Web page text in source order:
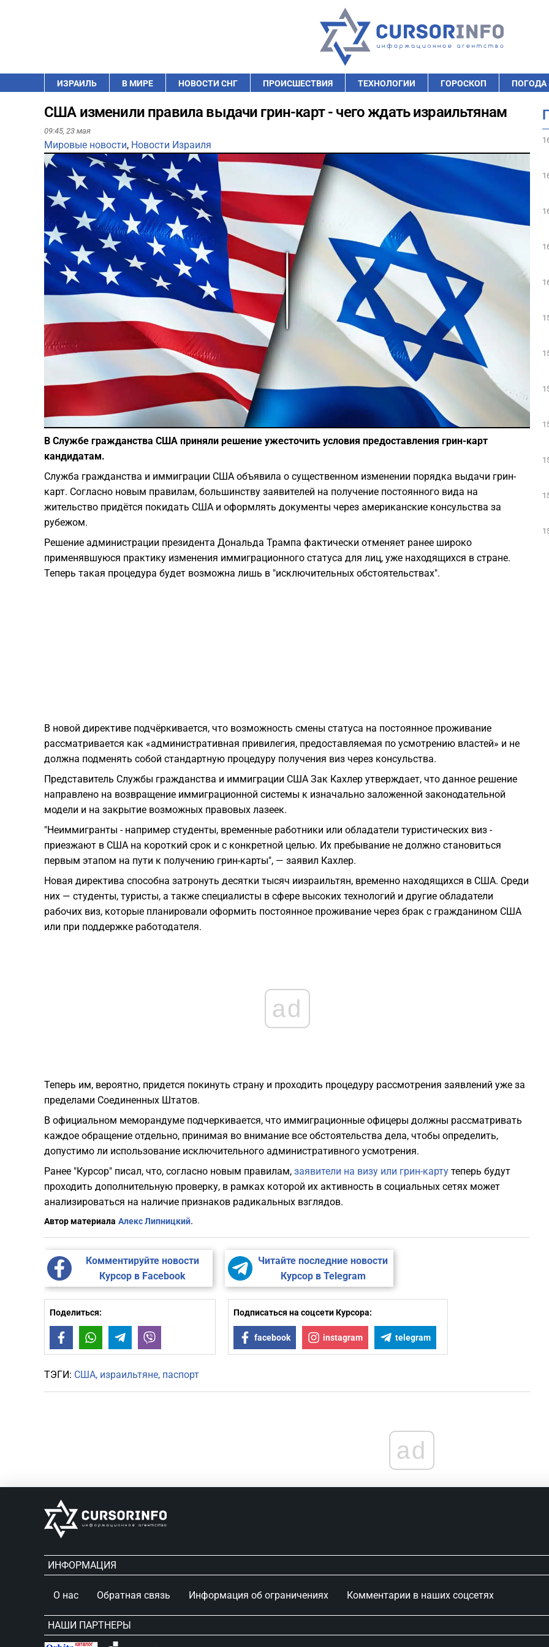
ИЗРАИЛЬ В МИРЕ НОВОСТИ СНГ ПРОИСШЕСТВИЯ ТЕХНОЛОГИИ ГОРОСКОП ПОГОДА
США изменили правила выдачи грин-карт - чего ждать израильтянам
09:45, 23 мая
Мировые новости, Новости Израиля
Фото: Depositphotos
В Службе гражданства США приняли решение ужесточить условия предоставления грин-карт
кандидатам.
Служба гражданства и иммиграции США объявила о существенном изменении порядка выдачи грин-
карт. Согласно новым правилам, большинству заявителей на получение постоянного вида на
жительство придётся покидать США и оформлять документы через американские консульства за
рубежом.
Решение администрации президента Дональда Трампа фактически отменяет ранее широко
применявшуюся практику изменения иммиграционного статуса для лиц, уже находящихся в стране.
Теперь такая процедура будет возможна лишь в "исключительных обстоятельствах".
В новой директиве подчёркивается, что возможность смены статуса на постоянное проживание
рассматривается как «административная привилегия, предоставляемая по усмотрению властей» и не
должна подменять собой стандартную процедуру получения виз через консульства.
Представитель Службы гражданства и иммиграции США Зак Кахлер утверждает, что данное решение
направлено на возвращение иммиграционной системы к изначально заложенной законодательной
модели и на закрытие возможных правовых лазеек.
"Неиммигранты - например студенты, временные работники или обладатели туристических виз -
приезжают в США на короткий срок и с конкретной целью. Их пребывание не должно становиться
первым этапом на пути к получению грин-карты", — заявил Кахлер.
Новая директива способна затронуть десятки тысяч иизраильтян, временно находящихся в США. Среди
них — студенты, туристы, а также специалисты в сфере высоких технологий и другие обладатели
рабочих виз, которые планировали оформить постоянное проживание через брак с гражданином США
или при поддержке работодателя.
ad
Теперь им, вероятно, придется покинуть страну и проходить процедуру рассмотрения заявлений уже за
пределами Соединенных Штатов.
В официальном меморандуме подчеркивается, что иммиграционные офицеры должны рассматривать
каждое обращение отдельно, принимая во внимание все обстоятельства дела, чтобы определить,
допустимо ли использование исключительного административного усмотрения.
Ранее "Курсор" писал, что, согласно новым правилам, заявители на визу или грин-карту теперь будут
проходить дополнительную проверку, в рамках которой их активность в социальных сетях может
анализироваться на наличие признаков радикальных взглядов.
Автор материала Алекс Липницкий.
Комментируйте новости
Курсор в Facebook
Читайте последние новости
Курсор в Telegram
Поделиться:
FacebookWhatsAppTelegram
Подписаться на соцсети Курсора:
facebook instagram telegram
ТЭГИ: США израильтяне паспорт
ad
ИНФОРМАЦИЯ
О нас Обратная связь Информация об ограничениях Комментарии в наших соцсетях
НАШИ ПАРТНЕРЫ